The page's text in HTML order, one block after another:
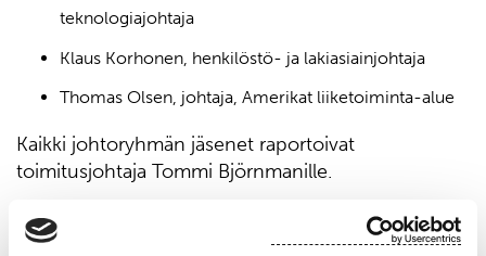
teknologiajohtaja
Klaus Korhonen, henkilöstö- ja lakiasiainjohtaja
Thomas Olsen, johtaja, Amerikat liiketoiminta-alue
Kaikki johtoryhmän jäsenet raportoivat
toimitusjohtaja Tommi Björnmanille.
“Olen varma, että nämä muutokset tukevat meitä
matkallamme kohti kannattavaa kasvua”, Tommi